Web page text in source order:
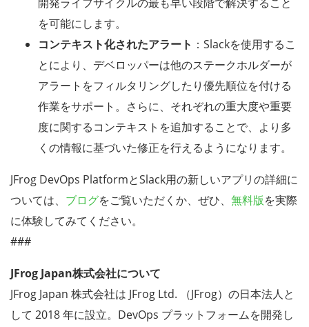
を可能にします。
コンテキスト化されたアラート ：Slackを使用するこ
とにより、デベロッパーは他のステークホルダーが
アラートをフィルタリングしたり優先順位を付ける
作業をサポート。さらに、それぞれの重大度や重要
度に関するコンテキストを追加することで、より多
くの情報に基づいた修正を行えるようになります。
JFrog DevOps PlatformとSlack用の新しいアプリの詳細に
ついては、 ブログをご覧いただくか、ぜひ、 無料版を実際
に体験してみてください。
###
JFrog Japan株式会社について
JFrog Japan 株式会社は JFrog Ltd. （JFrog）の日本法人と
して 2018 年に設立。DevOps プラットフォームを開発し